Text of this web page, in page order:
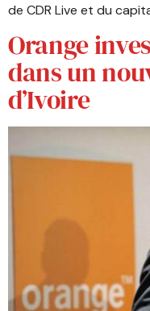
de CDR Live et du
Orange
dans un
d’Ivoire